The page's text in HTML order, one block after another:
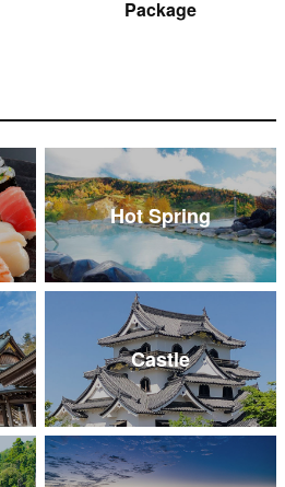
Package
Hot Spring
Castle